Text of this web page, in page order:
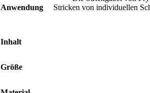
Anwendung
Stricken von individuellen
Inhalt
Größe